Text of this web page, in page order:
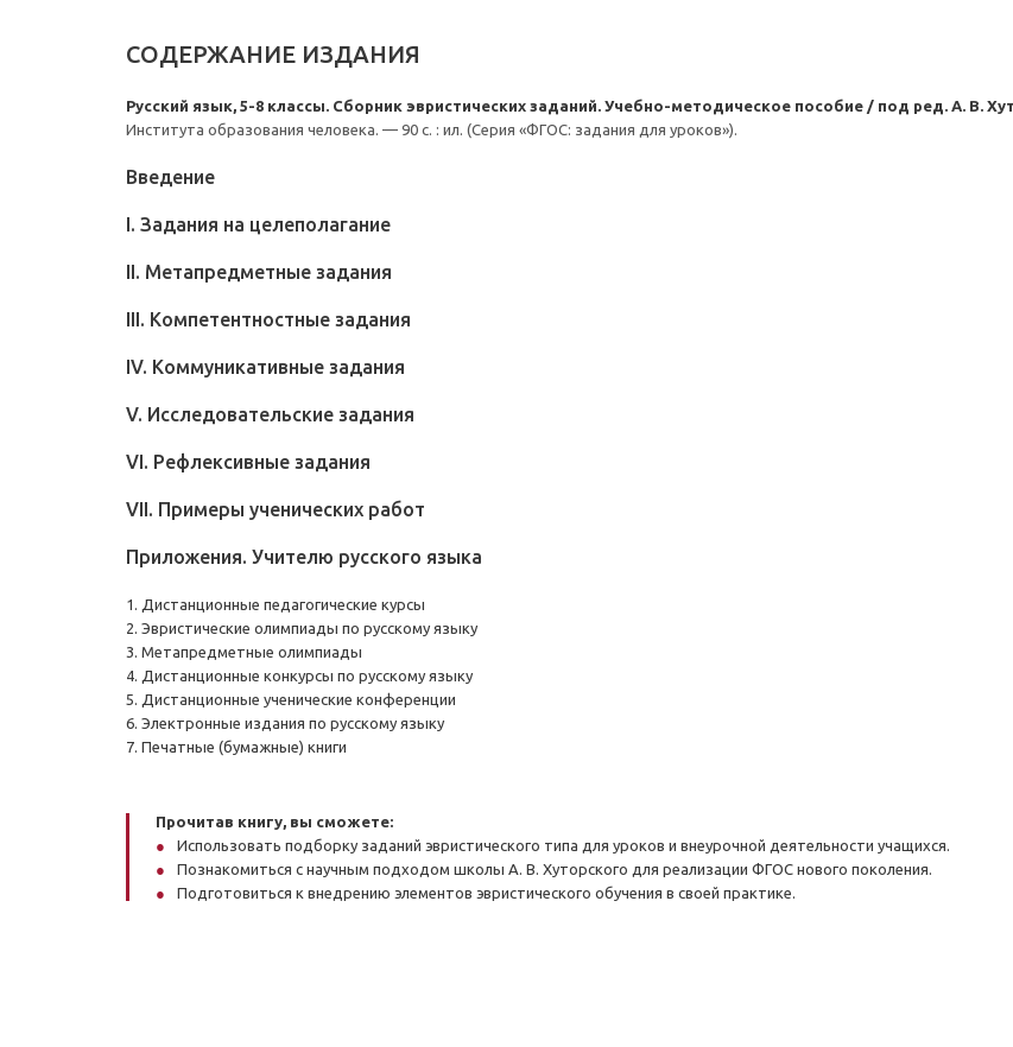
СОДЕРЖАНИЕ ИЗДАНИЯ
Русский язык, 5-8 классы. Сборник эвристических заданий. Учебно-методическое пособие / под ред. А. В.
Института образования человека. — 90 с. : ил. (Серия «ФГОС: задания для уроков»).
Введение
I. Задания на целеполагание
II. Метапредметные задания
III. Компетентностные задания
IV. Коммуникативные задания
V. Исследовательские задания
VI. Рефлексивные задания
VII. Примеры ученических работ
Приложения. Учителю русского языка
1. Дистанционные педагогические курсы
2. Эвристические олимпиады по русскому языку
3. Метапредметные олимпиады
4. Дистанционные конкурсы по русскому языку
5. Дистанционные ученические конференции
6. Электронные издания по русскому языку
7. Печатные (бумажные) книги
Прочитав книгу, вы сможете:
Использовать подборку заданий эвристического типа для уроков и внеурочной деятельности учащихся.
Познакомиться с научным подходом школы А. В. Хуторского для реализации ФГОС нового поколения.
Подготовиться к внедрению элементов эвристического обучения в своей практике.